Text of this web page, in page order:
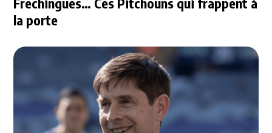
la porte